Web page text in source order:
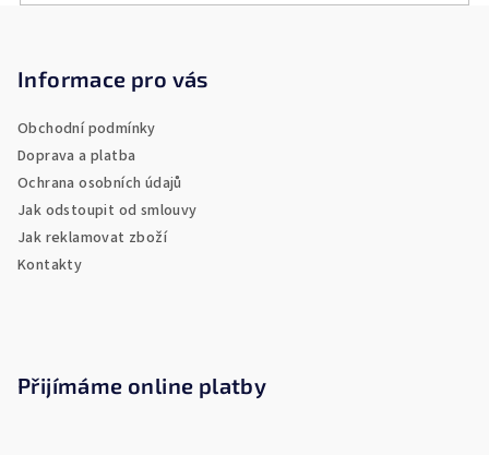
Informace pro vás
Obchodní podmínky
Doprava a platba
Ochrana osobních údajů
Jak odstoupit od smlouvy
Jak reklamovat zboží
Kontakty
Přijímáme online platby